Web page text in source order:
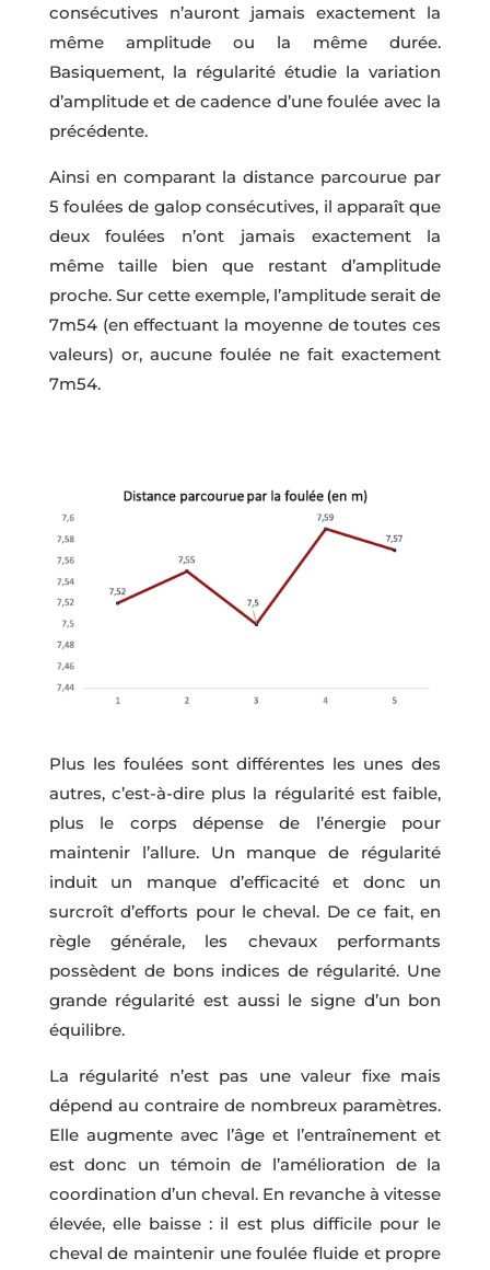
consécutives n’auront jamais exactement la
même amplitude ou la même durée.
Basiquement, la régularité étudie la variation
d’amplitude et de cadence d’une foulée avec la
précédente.
Ainsi en comparant la distance parcourue par
5 foulées de galop consécutives, il apparaît que
deux foulées n’ont jamais exactement la
même taille bien que restant d’amplitude
proche. Sur cette exemple, l’amplitude serait de
7m54 (en effectuant la moyenne de toutes ces
valeurs) or, aucune foulée ne fait exactement
7m54.
Plus les foulées sont différentes les unes des
autres, c’est-à-dire plus la régularité est faible,
plus le corps dépense de l’énergie pour
maintenir l’allure. Un manque de régularité
induit un manque d’efficacité et donc un
surcroît d’efforts pour le cheval. De ce fait, en
règle générale, les chevaux performants
possèdent de bons indices de régularité. Une
grande régularité est aussi le signe d’un bon
équilibre.
La régularité n’est pas une valeur fixe mais
dépend au contraire de nombreux paramètres.
Elle augmente avec l’âge et l’entraînement et
est donc un témoin de l’amélioration de la
coordination d’un cheval. En revanche à vitesse
élevée, elle baisse : il est plus difficile pour le
cheval de maintenir une foulée fluide et propre